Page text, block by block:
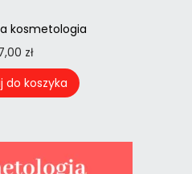
kosmetologia
zł
do koszyka